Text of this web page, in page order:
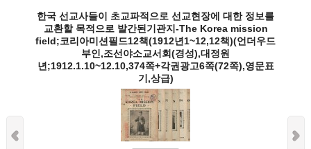
한국 선교사들이 초교파적으로 선교현장에 대한 정보를
교환할 목적으로 발간된기관지-The Korea mission
field;코리아미션필드12책(1912년1~12,12책)(언더우드
부인,조선야소교서회(경성),대정원
년;1912.1.10~12.10,374쪽+각권광고6쪽(72쪽),영문표
기,상급)